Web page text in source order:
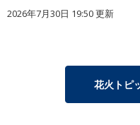
2026年7月30日 19:50 更新
花火トピ